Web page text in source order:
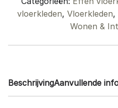
cm
quantity
vloerkleden, Vloerkleden,
Wonen &
BeschrijvingAanvullende